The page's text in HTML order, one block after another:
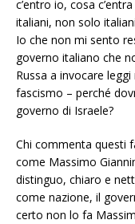
c’entro io, cosa
italiani, non solo
Io che non mi sento
governo italiano che
Russa a invocare
fascismo – perché
governo di Israele?
Chi commenta questi
come Massimo
distinguo, chiaro e
come nazione, il
certo non lo fa